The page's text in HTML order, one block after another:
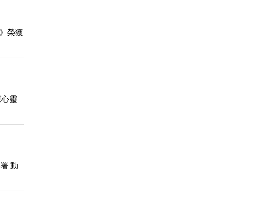
榮獲
靈
動